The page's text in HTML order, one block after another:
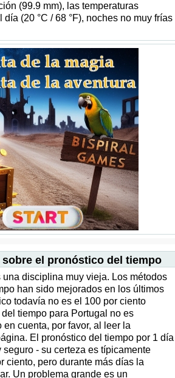
(99.9 mm), las temperaturas
(20 °C / 68 °F), noches no muy frías
el pronóstico del tiempo
disciplina muy vieja. Los métodos
han sido mejorados en los últimos
todavía no es el 100 por ciento
tiempo para Portugal no es
en cuenta, por favor, al leer la
El pronóstico del tiempo por 1 día
- su certeza es típicamente
ciento, pero durante más días la
Un problema grande es un